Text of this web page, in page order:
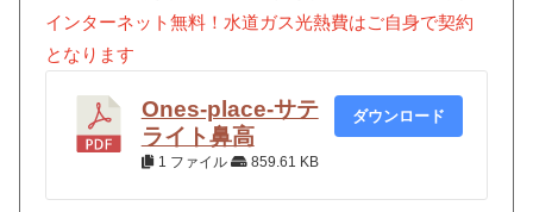
インターネット無料！水道ガス光熱費はご自身で契約
となります
Ones-place-サテ
ライト鼻高
1 ファイル 859.61 KB
ダウンロード